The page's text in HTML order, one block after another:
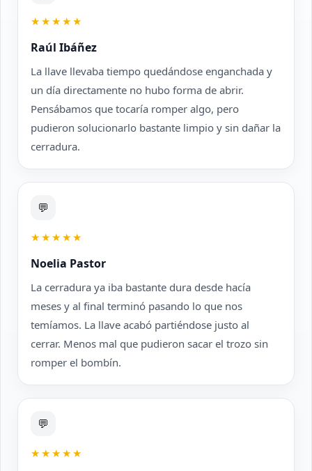
★★★★★
Raúl Ibáñez
La llave llevaba tiempo quedándose enganchada y
un día directamente no hubo forma de abrir.
Pensábamos que tocaría romper algo, pero
pudieron solucionarlo bastante limpio y sin dañar la
cerradura.
💬
★★★★★
Noelia Pastor
La cerradura ya iba bastante dura desde hacía
meses y al final terminó pasando lo que nos
temíamos. La llave acabó partiéndose justo al
cerrar. Menos mal que pudieron sacar el trozo sin
romper el bombín.
💬
★★★★★